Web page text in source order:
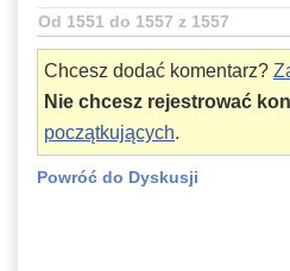
Od 1551 do 1557 z 1557
Chcesz dodać komentarz?
Nie chcesz rejestrować
początkujących.
Powróć do Dyskusji